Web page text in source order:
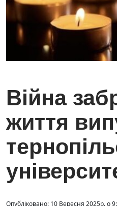
Війна
життя
Опубліковано: 10 Вересня 2025р. о